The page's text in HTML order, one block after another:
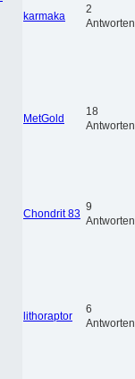
karmaka
2
Antworten
MetGold
18
Antworten
Chondrit 83
9
Antworten
lithoraptor
6
Antworten